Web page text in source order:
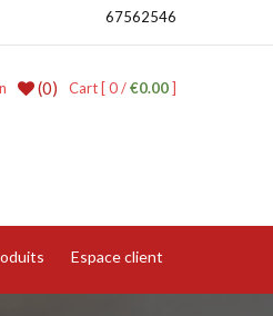
67562546
Cart [ 0 /€0.00]
(0)
Espace client